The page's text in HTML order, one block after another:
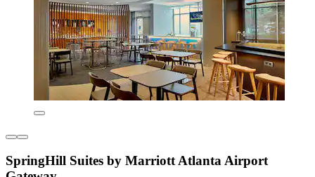
SpringHill Suites by Marriott Atlanta Airport